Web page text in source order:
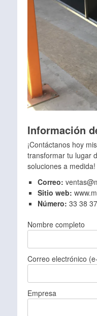
Información
¡Contáctanos hoy
transformar tu lugar
soluciones a medida!
Correo:
Sitio web:
Número: 33 38
Nombre completo
Correo electrónico
Empresa